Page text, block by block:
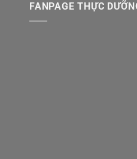
FANPAGE THỰC